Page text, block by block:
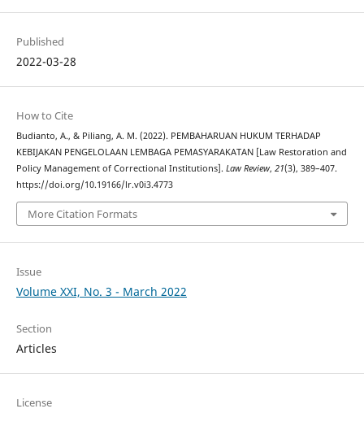
Published
2022-03-28
How to Cite
Budianto, A., & Piliang, A. M. (2022). PEMBAHARUAN HUKUM TERHADAP
KEBIJAKAN PENGELOLAAN LEMBAGA PEMASYARAKATAN [Law Restoration and
Policy Management of Correctional Institutions]. Law Review, 21(3), 389–407.
https://doi.org/10.19166/lr.v0i3.4773
More Citation Formats
Issue
Volume XXI, No. 3 - March 2022
Section
Articles
License